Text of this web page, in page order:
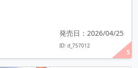
5
発売日：2026/04/25
ID: d_757012